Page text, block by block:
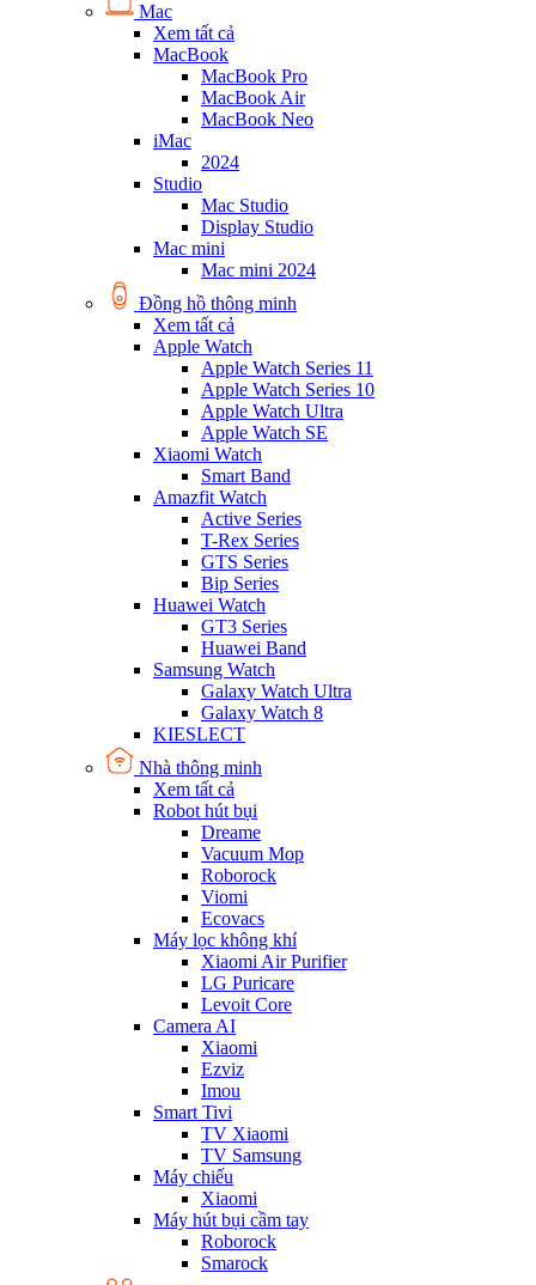
Mac
Xem tất cả
MacBook
MacBook Pro
MacBook Air
MacBook Neo
iMac
2024
Studio
Mac Studio
Display Studio
Mac mini
Mac mini 2024
Đồng hồ thông minh
Xem tất cả
Apple Watch
Apple Watch Series 11
Apple Watch Series 10
Apple Watch Ultra
Apple Watch SE
Xiaomi Watch
Smart Band
Amazfit Watch
Active Series
T-Rex Series
GTS Series
Bip Series
Huawei Watch
GT3 Series
Huawei Band
Samsung Watch
Galaxy Watch Ultra
Galaxy Watch 8
KIESLECT
Nhà thông minh
Xem tất cả
Robot hút bụi
Dreame
Vacuum Mop
Roborock
Viomi
Ecovacs
Máy lọc không khí
Xiaomi Air Purifier
LG Puricare
Levoit Core
Camera AI
Xiaomi
Ezviz
Imou
Smart Tivi
TV Xiaomi
TV Samsung
Máy chiếu
Xiaomi
Máy hút bụi cầm tay
Roborock
Smarock